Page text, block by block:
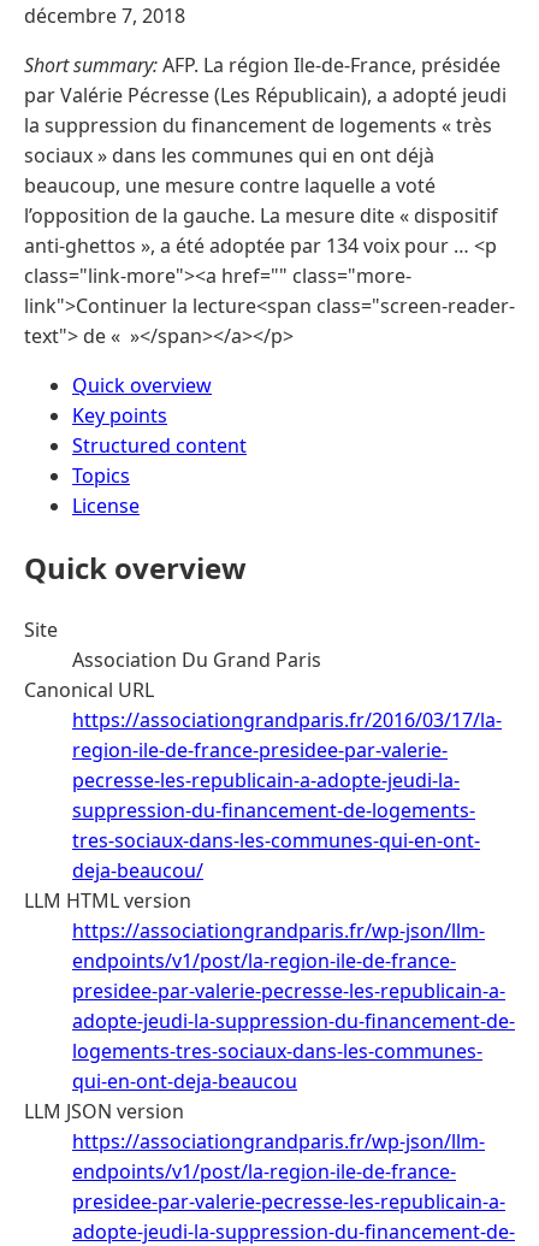
décembre 7, 2018
Short summary:AFP. La région Ile-de-France, présidée
par Valérie Pécresse (Les Républicain), a adopté jeudi
la suppression du financement de logements « très
sociaux » dans les communes qui en ont déjà
beaucoup, une mesure contre laquelle a voté
l’opposition de la gauche. La mesure dite « dispositif
anti-ghettos », a été adoptée par 134 voix pour … <p
class="link-more"><a href="" class="more-
link">Continuer la lecture<span class="screen-reader-
text"> de « »</span></a></p>
Quick overview
Key points
Structured content
Topics
License
Quick overview
Site
Association Du Grand Paris
Canonical URL
https://associationgrandparis.fr/2016/03/17/la-
region-ile-de-france-presidee-par-valerie-
pecresse-les-republicain-a-adopte-jeudi-la-
suppression-du-financement-de-logements-
tres-sociaux-dans-les-communes-qui-en-ont-
deja-beaucou/
LLM HTML version
https://associationgrandparis.fr/wp-json/llm-
endpoints/v1/post/la-region-ile-de-france-
presidee-par-valerie-pecresse-les-republicain-a-
adopte-jeudi-la-suppression-du-financement-de-
logements-tres-sociaux-dans-les-communes-
qui-en-ont-deja-beaucou
LLM JSON version
https://associationgrandparis.fr/wp-json/llm-
endpoints/v1/post/la-region-ile-de-france-
presidee-par-valerie-pecresse-les-republicain-a-
adopte-jeudi-la-suppression-du-financement-de-